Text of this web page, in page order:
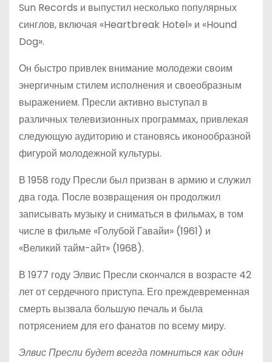
Sun Records и выпустил несколько популярных
синглов, включая «Heartbreak Hotel» и «Hound
Dog».
Он быстро привлек внимание молодежи своим
энергичным стилем исполнения и своеобразным
выражением. Пресли активно выступал в
различных телевизионных программах, привлекая
следующую аудиторию и становясь иконообразной
фигурой молодежной культуры.
В 1958 году Пресли был призван в армию и служил
два года. После возвращения он продолжил
записывать музыку и сниматься в фильмах, в том
числе в фильме «Голубой Гавайи» (1961) и
«Великий тайм-айт» (1968).
В 1977 году Элвис Пресли скончался в возрасте 42
лет от сердечного приступа. Его преждевременная
смерть вызвала большую печаль и была
потрясением для его фанатов по всему миру.
Элвис Пресли будет всегда помниться как один